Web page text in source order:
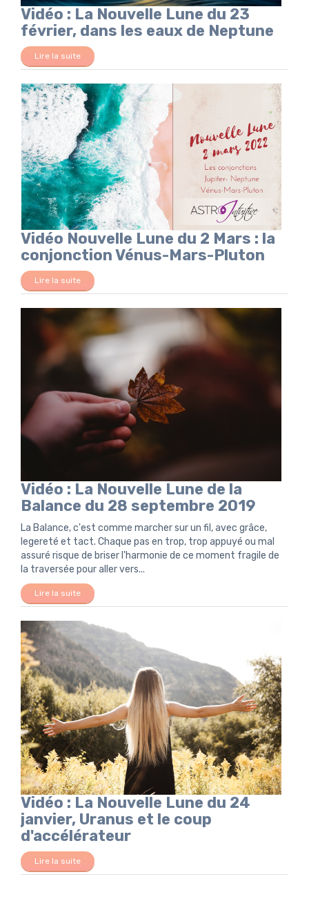
Vidéo : La Nouvelle Lune du 23
février, dans les eaux de Neptune
Lire la suite
Vidéo Nouvelle Lune du 2 Mars : la
conjonction Vénus-Mars-Pluton
Lire la suite
Vidéo : La Nouvelle Lune de la
Balance du 28 septembre 2019
La Balance, c'est comme marcher sur un fil, avec grâce,
legereté et tact. Chaque pas en trop, trop appuyé ou mal
assuré risque de briser l'harmonie de ce moment fragile de
la traversée pour aller vers...
Lire la suite
Vidéo : La Nouvelle Lune du 24
janvier, Uranus et le coup
d'accélérateur
Lire la suite